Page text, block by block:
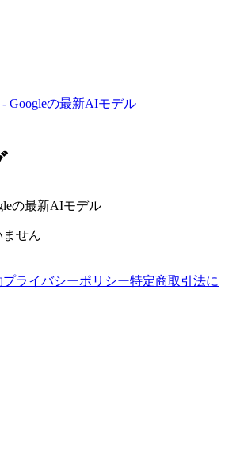
Googleの最新AIモデル
の最新AIモデル
ません
プライバシーポリシー特定商取引法に